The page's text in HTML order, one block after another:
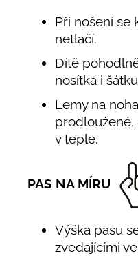
Při nošení se
netlačí.
Dítě
nosítka i
Lemy na
prodloužené,
v teple.
PAS NA MÍRU
Výška pasu
zvedajícími